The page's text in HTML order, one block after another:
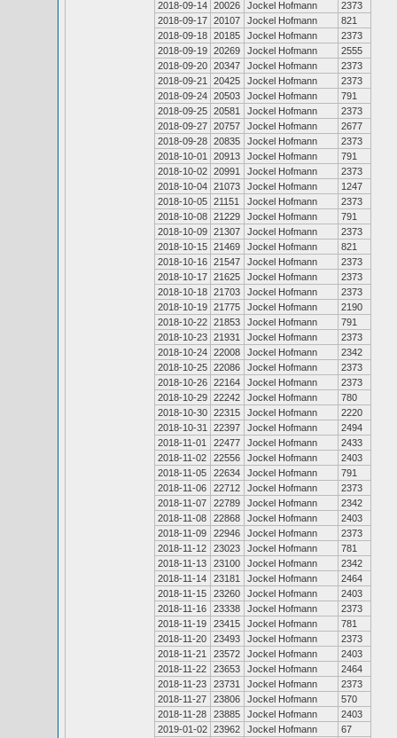
2018-09-14 20026 Jockel Hofmann
2373
2018-09-17 20107 Jockel Hofmann
821
2018-09-18 20185 Jockel Hofmann
2373
2018-09-19 20269 Jockel Hofmann
2555
2018-09-20 20347 Jockel Hofmann
2373
2018-09-21
20425 Jockel Hofmann
2373
2018-09-24 20503 Jockel Hofmann
791
2018-09-25 20581 Jockel Hofmann
2373
2018-09-27 20757 Jockel Hofmann
2677
2018-09-28 20835 Jockel Hofmann
2373
2018-10-01
20913 Jockel Hofmann
791
2018-10-02 20991 Jockel Hofmann
2373
2018-10-04 21073 Jockel Hofmann
1247
2018-10-05 21151 Jockel Hofmann
2373
2018-10-08 21229 Jockel Hofmann
791
2018-10-09 21307 Jockel Hofmann
2373
2018-10-15 21469 Jockel Hofmann
821
2018-10-16 21547 Jockel Hofmann
2373
2018-10-17 21625 Jockel Hofmann
2373
2018-10-18 21703 Jockel Hofmann
2373
2018-10-19 21775 Jockel Hofmann
2190
2018-10-22 21853 Jockel Hofmann
791
2018-10-23 21931 Jockel Hofmann
2373
2018-10-24 22008 Jockel Hofmann
2342
2018-10-25 22086 Jockel Hofmann
2373
2018-10-26 22164 Jockel Hofmann
2373
2018-10-29 22242 Jockel Hofmann
780
2018-10-30 22315 Jockel Hofmann
2220
2018-10-31
22397 Jockel Hofmann
2494
2018-11-01
22477 Jockel Hofmann
2433
2018-11-02
22556 Jockel Hofmann
2403
2018-11-05
22634 Jockel Hofmann
791
2018-11-06
22712 Jockel Hofmann
2373
2018-11-07
22789 Jockel Hofmann
2342
2018-11-08
22868 Jockel Hofmann
2403
2018-11-09
22946 Jockel Hofmann
2373
2018-11-12
23023 Jockel Hofmann
781
2018-11-13
23100 Jockel Hofmann
2342
2018-11-14
23181 Jockel Hofmann
2464
2018-11-15
23260 Jockel Hofmann
2403
2018-11-16
23338 Jockel Hofmann
2373
2018-11-19
23415 Jockel Hofmann
781
2018-11-20
23493 Jockel Hofmann
2373
2018-11-21
23572 Jockel Hofmann
2403
2018-11-22
23653 Jockel Hofmann
2464
2018-11-23
23731 Jockel Hofmann
2373
2018-11-27
23806 Jockel Hofmann
570
2018-11-28
23885 Jockel Hofmann
2403
2019-01-02 23962 Jockel Hofmann
67